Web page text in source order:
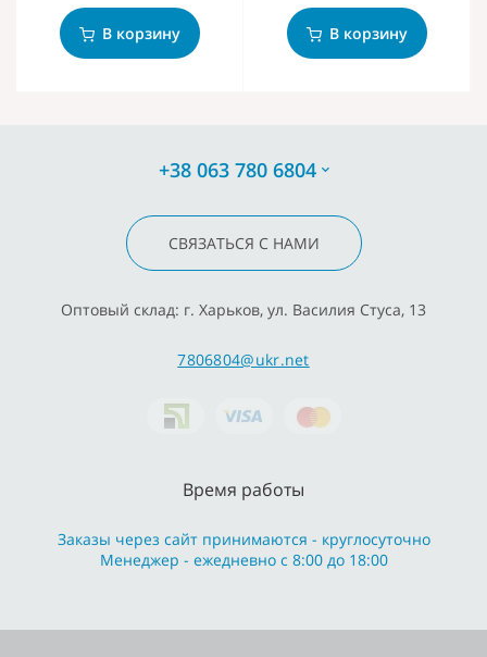
В корзину В корзину
+38 063 780 6804
СВЯЗАТЬСЯ С НАМИ
Оптовый склад: г. Харьков, ул. Василия Стуса, 13
7806804@ukr.net
Время работы
Заказы через сайт принимаются - круглосуточно
Менеджер - ежедневно с 8:00 до 18:00